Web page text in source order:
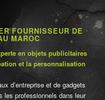
FOURNISSEUR DE
MAROC
en objets publicitaires
et la personnalisation
d’entreprise et de gadgets
les professionnels dans leur